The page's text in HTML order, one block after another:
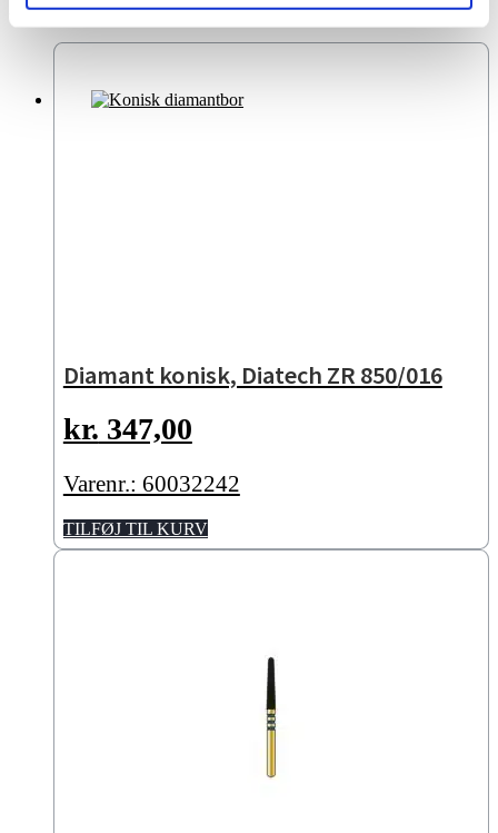
Diamant konisk, Diatech ZR 850/016
kr. 347,00
Varenr.: 60032242
TILFØJ TIL KURV